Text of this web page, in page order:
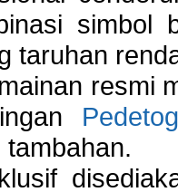
taruhan
resmi